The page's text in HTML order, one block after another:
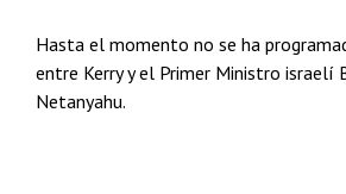
Hasta el momento no se ha
entre Kerry y el Primer Ministro israelí
Netanyahu.